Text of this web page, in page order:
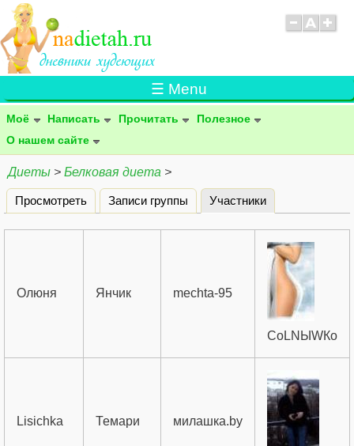
☰ Menu
Моё Написать Прочитать
Полезное
О нашем сайте
Диеты > Белковая диета >
Главные вкладки
Просмотреть Записи группы Участники
Олюня Янчик mechta-95
СоLNЫWКо
Lisichka Темари милашка.by